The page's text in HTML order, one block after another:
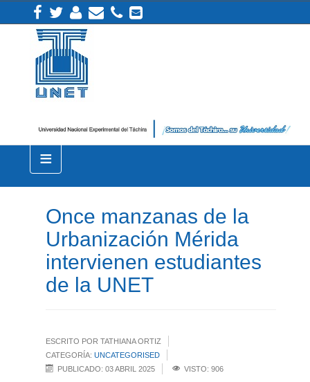
≡
Once manzanas de la
Urbanización Mérida
intervienen estudiantes
de la UNET
ESCRITO POR TATHIANA ORTIZ
CATEGORÍA:UNCATEGORISED
PUBLICADO: 03 ABRIL 2025
VISTO: 906